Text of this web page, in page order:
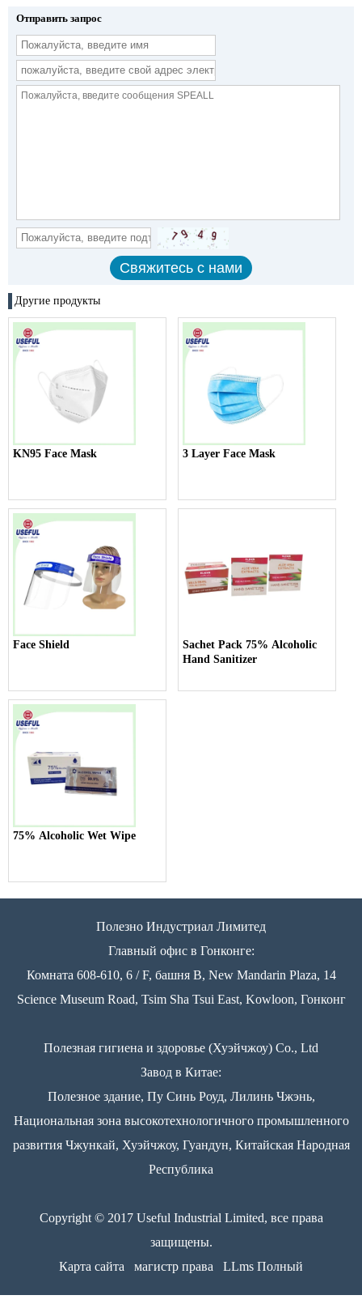
Отправить запрос
Другие продукты
KN95 Face Mask 3 Layer Face Mask
Face Shield
Sachet Pack 75% Alcoholic
Hand Sanitizer
75% Alcoholic Wet Wipe
Полезно Индустриал Лимитед
Главный офис в Гонконге:
Комната 608-610, 6 / F, башня B, New Mandarin Plaza, 14
Science Museum Road, Tsim Sha Tsui East, Kowloon, Гонконг
Полезная гигиена и здоровье (Хуэйчжоу) Co., Ltd
Завод в Китае:
Полезное здание, Пу Синь Роуд, Лилинь Чжэнь,
Национальная зона высокотехнологичного промышленного
развития Чжункай, Хуэйчжоу, Гуандун, Китайская Народная
Республика
Copyright © 2017 Useful Industrial Limited, все права
защищены.
Карта сайта
магистр права LLms Полный